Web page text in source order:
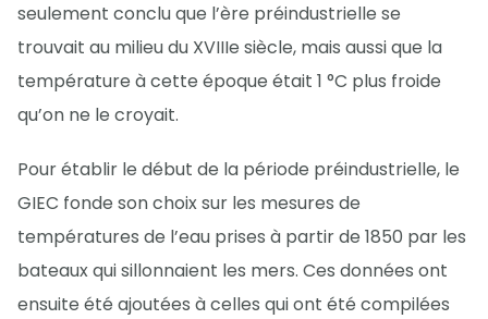
seulement conclu que l’ère préindustrielle se
trouvait au milieu du XVIIIe siècle, mais aussi que la
température à cette époque était 1 °C plus froide
qu’on ne le croyait.
Pour établir le début de la période préindustrielle, le
GIEC fonde son choix sur les mesures de
températures de l’eau prises à partir de 1850 par les
bateaux qui sillonnaient les mers. Ces données ont
ensuite été ajoutées à celles qui ont été compilées